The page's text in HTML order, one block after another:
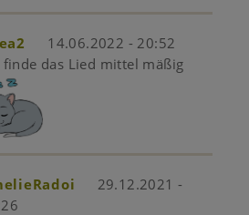
14.06.2022 - 20:52
finde das Lied mittel mäßig
29.12.2021 -